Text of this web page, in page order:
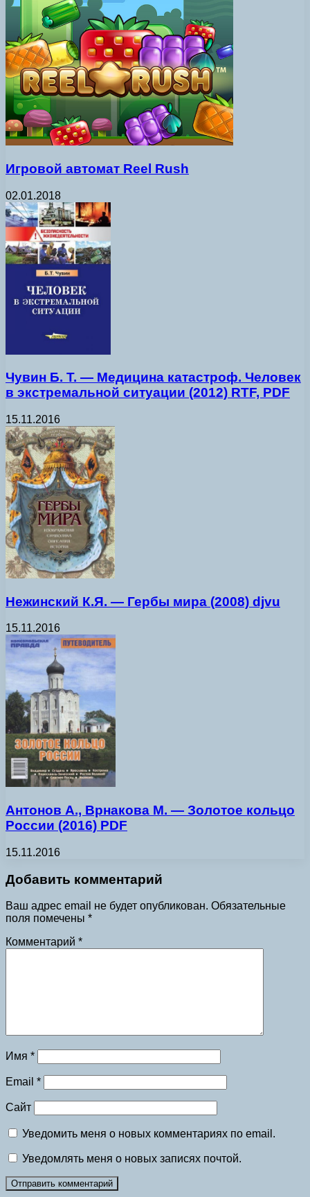
Игровой автомат Reel Rush
02.01.2018
Чувин Б. Т. — Медицина катастроф. Человек
в экстремальной ситуации (2012) RTF, PDF
15.11.2016
Нежинский К.Я. — Гербы мира (2008) djvu
15.11.2016
Антонов А., Врнакова М. — Золотое кольцо
России (2016) PDF
15.11.2016
Добавить комментарий
Ваш адрес email не будет опубликован. Обязательные
поля помечены *
Комментарий *
Имя *
Email *
Сайт
Уведомить меня о новых комментариях по email.
Уведомлять меня о новых записях почтой.